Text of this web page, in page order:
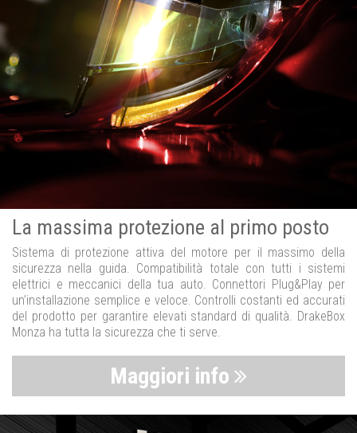
La massima protezione al primo posto
Sistema di protezione attiva del motore per il massimo della
sicurezza nella guida. Compatibilità totale con tutti i sistemi
elettrici e meccanici della tua auto. Connettori Plug&Play per
un’installazione semplice e veloce. Controlli costanti ed accurati
del prodotto per garantire elevati standard di qualità. DrakeBox
Monza ha tutta la sicurezza che ti serve.
Maggiori info